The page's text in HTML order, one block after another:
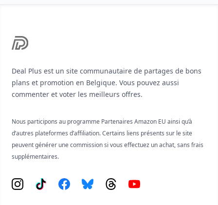
Deal Plus est un site communautaire de partages de bons
plans et promotion en Belgique. Vous pouvez aussi
commenter et voter les meilleurs offres.
Nous participons au programme Partenaires Amazon EU ainsi qu’à
d’autres plateformes d’affiliation. Certains liens présents sur le site
peuvent générer une commission si vous effectuez un achat, sans frais
supplémentaires.
Instagram
Tiktok FacebookBlueskyThreadsYouTube